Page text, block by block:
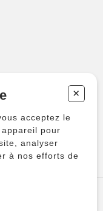
D'OZ
+
acceptez le
pour
analyser
à nos efforts de